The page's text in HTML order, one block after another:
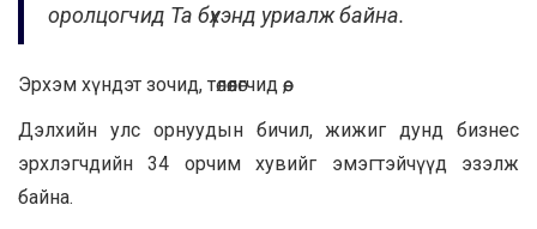
оролцогчид Та бүхэнд уриалж байна.
Эрхэм хүндэт зочид, төлөөлөгчид өө,
Дэлхийн улс орнуудын бичил, жижиг дунд бизнес
эрхлэгчдийн 34 орчим хувийг эмэгтэйчүүд эзэлж
байна.